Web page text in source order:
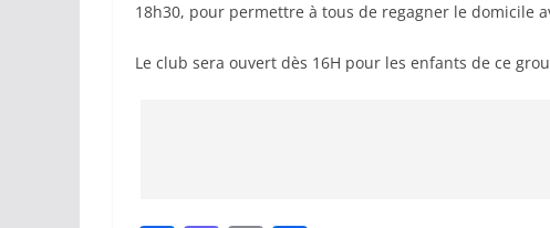
18h30, pour permettre à tous de regagner le domicile
Le club sera ouvert dès 16H pour les enfants de ce